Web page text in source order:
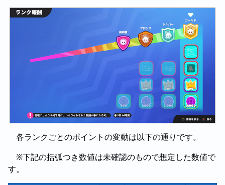
各ランクごとのポイントの変動は以下の通りです。
※下記の括弧つき数値は未確認のもので想定した数値で
す。